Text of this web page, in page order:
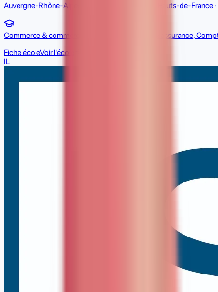
Auvergne-Rhône-Alpes · Bretagne · Grand Est · Hauts-de-France
Commerce & commerce international, Banque & assurance,
Fiche écoleVoir l'école
IL